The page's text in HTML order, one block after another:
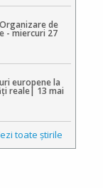
de
- miercuri 27
europene la
reale| 13 mai
toate ştirile